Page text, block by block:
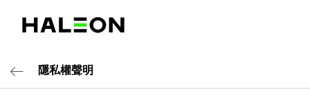
隱私權聲明